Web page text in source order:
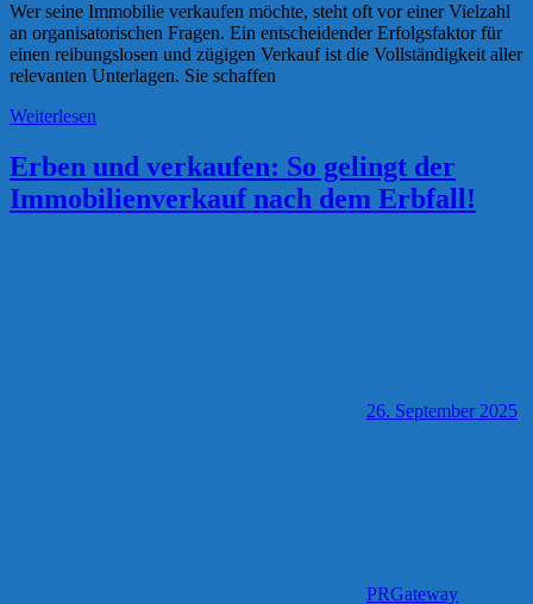
Wer seine Immobilie verkaufen möchte, steht oft vor einer Vielzahl
an organisatorischen Fragen. Ein entscheidender Erfolgsfaktor für
einen reibungslosen und zügigen Verkauf ist die Vollständigkeit aller
relevanten Unterlagen. Sie schaffen
Weiterlesen
Erben und verkaufen: So gelingt der
Immobilienverkauf nach dem Erbfall!
26. September 2025
PRGateway